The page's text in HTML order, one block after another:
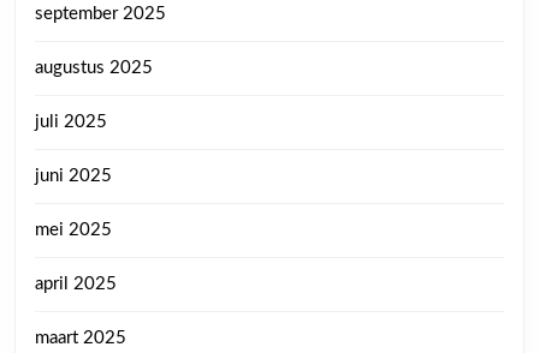
september 2025
augustus 2025
juli 2025
juni 2025
mei 2025
april 2025
maart 2025